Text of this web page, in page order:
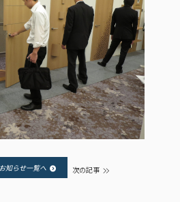
お知らせ一覧へ 次の記事